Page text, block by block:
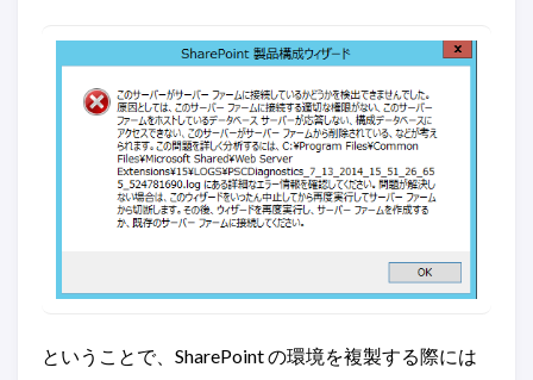
ということで、SharePoint の環境を複製する際には